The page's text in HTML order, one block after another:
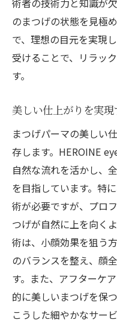
術者の技術力と知識が
のまつげの状態を見極
で、理想の目元を実現
受けることで、リラッ
す。
美しい仕上がりを実現
まつげパーマの美しい
存します。HEROINE
自然な流れを活かし、
を目指しています。特
術が必要ですが、プロ
つげが自然に上を向く
術は、小顔効果を狙う
のバランスを整え、顔
す。また、アフターケ
的に美しいまつげを保
こうした細やかなサー